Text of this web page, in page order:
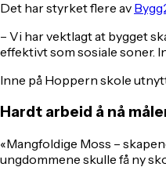
Det har styrket flere av
– Vi har vektlagt at bygget
effektivt som sosiale soner.
Inne på Hoppern skole
Hardt arbeid å nå
«Mangfoldige Moss –
ungdommene skulle få ny